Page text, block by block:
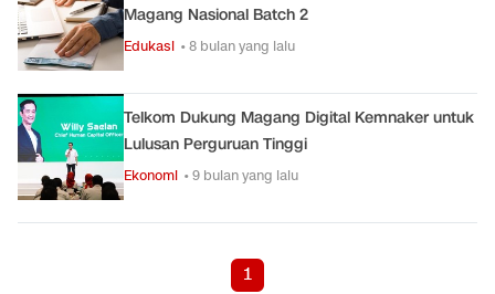
Magang Nasional Batch 2
Edukasi • 8 bulan yang lalu
Telkom Dukung Magang Digital Kemnaker untuk
Lulusan Perguruan Tinggi
Ekonomi • 9 bulan yang lalu
1